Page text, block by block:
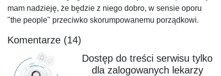
mam nadzieję, że będzie z niego dobro, w sensie oporu
"the people" przeciwko skorumpowanemu porządkowi.
Komentarze (14)
Dostęp do treści serwisu tylko
dla zalogowanych lekarzy